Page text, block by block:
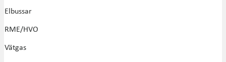
Elbussar
RME/HVO
Vätgas